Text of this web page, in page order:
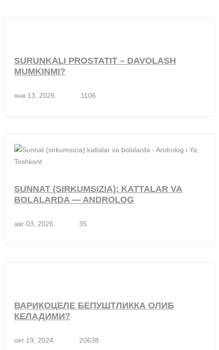
SURUNKALI PROSTATIT – DAVOLASH
MUMKINMI?
янв 13, 2026. 1106
SUNNAT (SIRKUMSIZIA): KATTALAR VA
BOLALARDA — ANDROLOG
авг 03, 2026. 35
ВАРИКОЦЕЛЕ БЕПУШТЛИККА ОЛИБ
КЕЛАДИМИ?
окт 19, 2024. 20638